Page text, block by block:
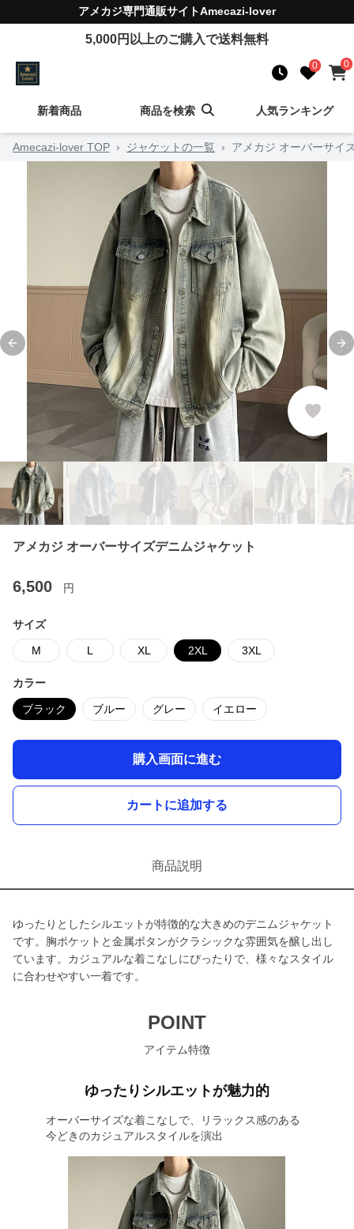
アメカジ専門通販サイトAmecazi-lover
5,000円以上のご購入で送料無料
0 0
新着商品 商品を検索 人気ランキング
Amecazi-lover TOP › ジャケットの一覧 › アメカジ オーバーサイ
Previous slide
アメカジ オーバーサイズデニムジャケット
6,500 円
サイズ
M L XL 2XL 3XL
カラー
ブラック ブルー グレー イエロー
購入画面に進む
カートに追加する
商品説明
ゆったりとしたシルエットが特徴的な大きめのデニムジャケット
です。胸ポケットと金属ボタンがクラシックな雰囲気を醸し出し
ています。カジュアルな着こなしにぴったりで、様々なスタイル
に合わせやすい一着です。
POINT
アイテム特徴
ゆったりシルエットが魅力的
オーバーサイズな着こなしで、リラックス感のある
今どきのカジュアルスタイルを演出